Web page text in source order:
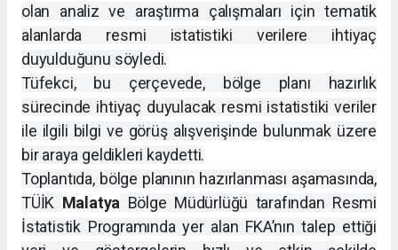
olan analiz ve araştırma çalışmaları için tematik
alanlarda resmi istatistiki verilere ihtiyaç
duyulduğunu söyledi.
Tüfekci, bu çerçevede, bölge planı hazırlık
sürecinde ihtiyaç duyulacak resmi istatistiki veriler
ile ilgili bilgi ve görüş alışverişinde bulunmak üzere
bir araya geldikleri kaydetti.
Toplantıda, bölge planının hazırlanması aşamasında,
TÜİK Malatya Bölge Müdürlüğü tarafından Resmi
İstatistik Programında yer alan FKA’nın talep ettiği